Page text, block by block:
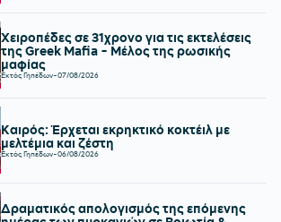
Χειροπέδες σε 31χρονο για τις εκτελέσεις
της Greek Mafia - Μέλος της ρωσικής
μαφίας
Εκτός Γηπέδων-07/08/2026
Καιρός: Έρχεται εκρηκτικό κοκτέιλ με
μελτέμια και ζέστη
Εκτός Γηπέδων-06/08/2026
Δραματικός απολογισμός της επόμενης